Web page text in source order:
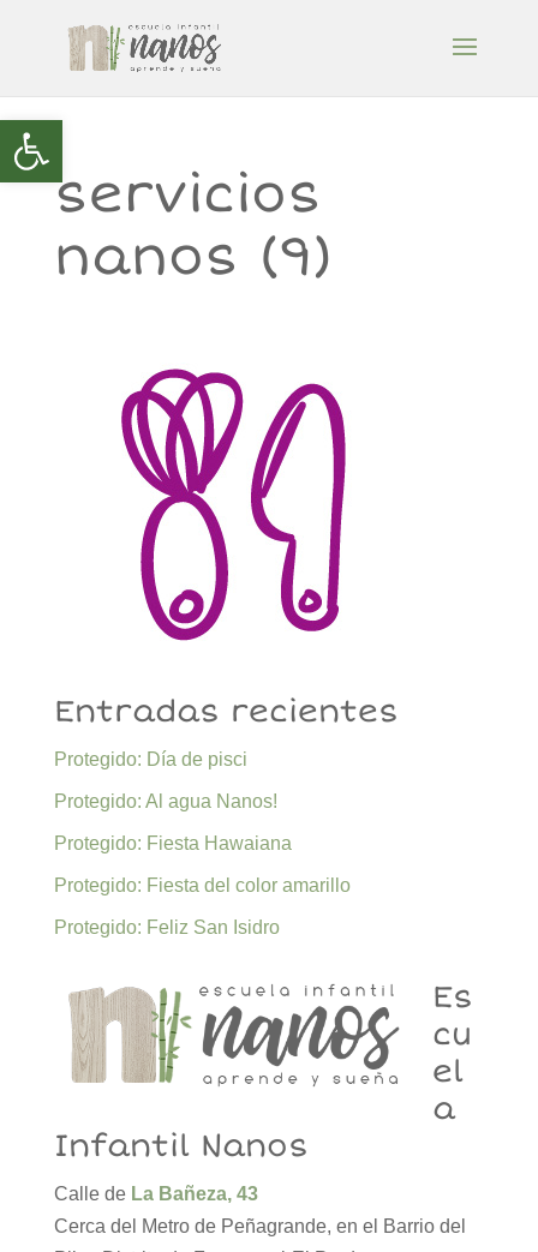
Abrir barra de herramientas
servicios
nanos (9)
Entradas recientes
Protegido: Día de pisci
Protegido: Al agua Nanos!
Protegido: Fiesta Hawaiana
Protegido: Fiesta del color amarillo
Protegido: Feliz San Isidro
Es
cu
el
a
Infantil Nanos
Calle de La Bañeza, 43
Cerca del Metro de Peñagrande, en el Barrio del